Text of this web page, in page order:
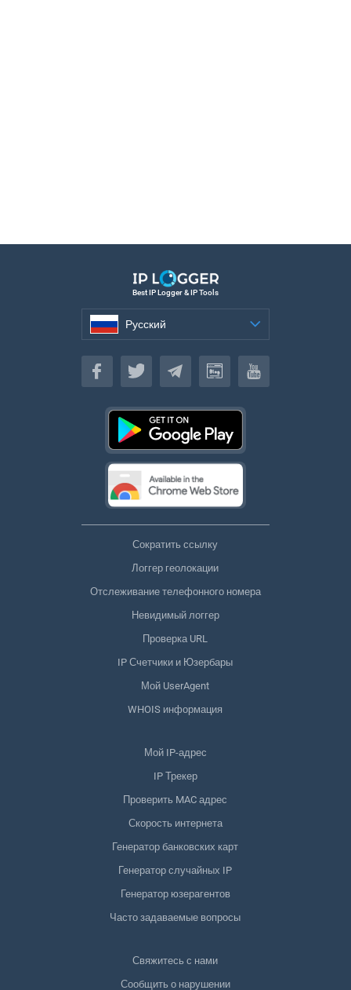
Best IP Logger & IP Tools
Русский
Русский
Сократить ссылку
Логгер геолокации
Отслеживание телефонного номера
Невидимый логгер
Проверка URL
IP Счетчики и Юзербары
Мой UserAgent
WHOIS информация
Мой IP-адрес
IP Трекер
Проверить MAC адрес
Скорость интернета
Генератор банковских карт
Генератор случайных IP
Генератор юзерагентов
Часто задаваемые вопросы
Свяжитесь с нами
Сообщить о нарушении